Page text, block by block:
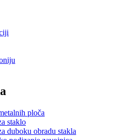
ploča
staklo
duboku obradu stakla